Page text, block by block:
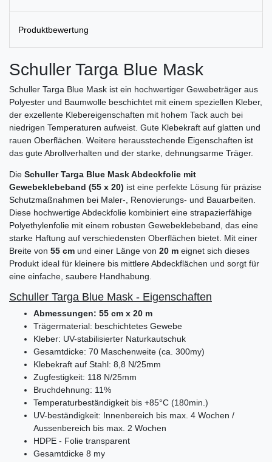
Produktbewertung
Schuller Targa Blue Mask
Schuller Targa Blue Mask ist ein hochwertiger Gewebeträger aus
Polyester und Baumwolle beschichtet mit einem speziellen Kleber,
der exzellente Klebereigenschaften mit hohem Tack auch bei
niedrigen Temperaturen aufweist. Gute Klebekraft auf glatten und
rauen Oberflächen. Weitere herausstechende Eigenschaften ist
das gute Abrollverhalten und der starke, dehnungsarme Träger.
Die Schuller Targa Blue Mask Abdeckfolie mit
Gewebeklebeband (55 x 20) ist eine perfekte Lösung für präzise
Schutzmaßnahmen bei Maler-, Renovierungs- und Bauarbeiten.
Diese hochwertige Abdeckfolie kombiniert eine strapazierfähige
Polyethylenfolie mit einem robusten Gewebeklebeband, das eine
starke Haftung auf verschiedensten Oberflächen bietet. Mit einer
Breite von 55 cm und einer Länge von 20 m eignet sich dieses
Produkt ideal für kleinere bis mittlere Abdeckflächen und sorgt für
eine einfache, saubere Handhabung.
Schuller Targa Blue Mask - Eigenschaften
Abmessungen: 55 cm x 20 m
Trägermaterial: beschichtetes Gewebe
Kleber: UV-stabilisierter Naturkautschuk
Gesamtdicke: 70 Maschenweite (ca. 300my)
Klebekraft auf Stahl: 8,8 N/25mm
Zugfestigkeit: 118 N/25mm
Bruchdehnung: 11%
Temperaturbeständigkeit bis +85°C (180min.)
UV-beständigkeit: Innenbereich bis max. 4 Wochen /
Aussenbereich bis max. 2 Wochen
HDPE - Folie transparent
Gesamtdicke 8 my